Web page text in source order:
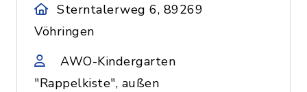
Sterntalerweg 6, 89269
Vöhringen
AWO-Kindergarten
"Rappelkiste", außen